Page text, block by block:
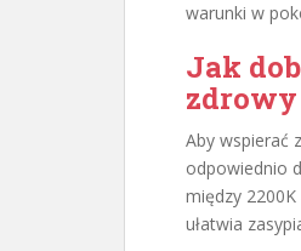
warunki w
Jak
Aby wspierać
odpowiednio
między
ułatwia